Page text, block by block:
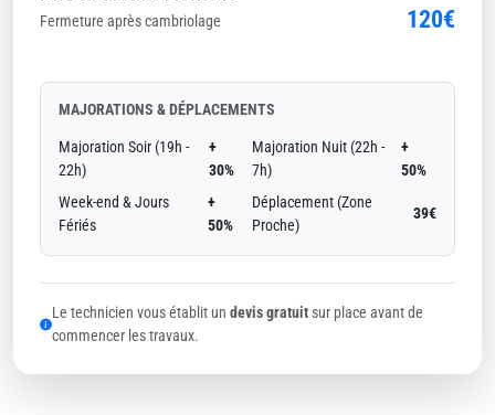
Fermeture après cambriolage 120€
MAJORATIONS & DÉPLACEMENTS
Majoration Soir (19h -
22h)
+
30%
Majoration Nuit (22h -
7h)
+
50%
Week-end & Jours
Fériés
+
50%
Déplacement (Zone
Proche)
39€
Le technicien vous établit un devis gratuitsur place avant de
commencer les travaux.